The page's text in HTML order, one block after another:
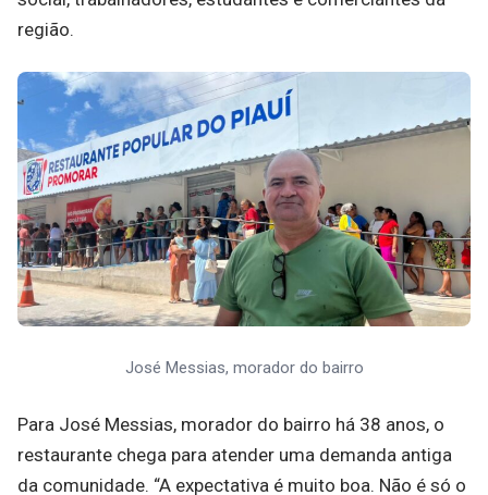
região.
José Messias, morador do bairro
Para José Messias, morador do bairro há 38 anos, o
restaurante chega para atender uma demanda antiga
da comunidade. “A expectativa é muito boa. Não é só o